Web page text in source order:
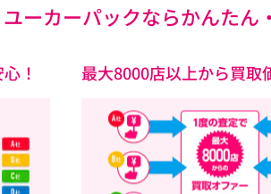
ユーカーパックならかんたん
！ 最大8000店以上から買取